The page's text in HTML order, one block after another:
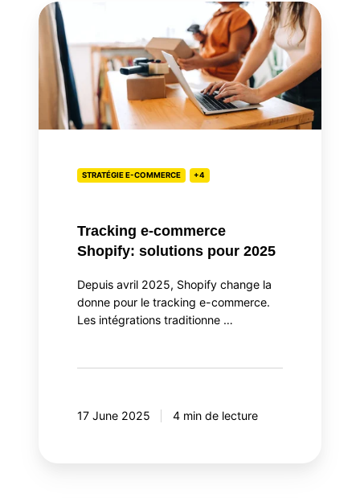
Tracking
commerce
Shopify:
solutions
pour
2025
STRATÉGIE E-COMMERCE +4
Tracking e-commerce
Shopify: solutions pour 2025
Depuis avril 2025, Shopify change la
donne pour le tracking e-commerce.
Les intégrations traditionne …
17 June 2025 4 min de lecture